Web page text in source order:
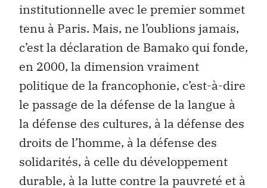
institutionnelle avec le premier sommet
tenu à Paris. Mais, ne l’oublions jamais,
c’est la déclaration de Bamako qui fonde,
en 2000, la dimension vraiment
politique de la francophonie, c’est-à-dire
le passage de la défense de la langue à
la défense des cultures, à la défense des
droits de l’homme, à la défense des
solidarités, à celle du développement
durable, à la lutte contre la pauvreté et à